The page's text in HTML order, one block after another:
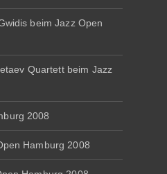
beim Jazz Open
Quartett beim Jazz
2008
Hamburg 2008